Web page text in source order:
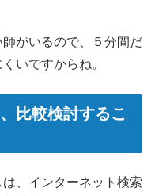
がいるので、５分間だ
いですからね。
比較検討するこ
、インターネット検索